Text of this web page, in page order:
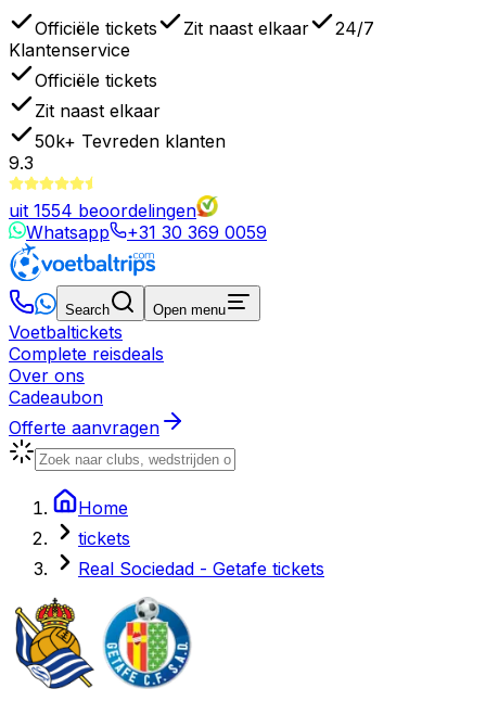
Officiële tickets Zit naast elkaar
24/7
Klantenservice
Officiële tickets
Zit naast elkaar
50k+ Tevreden klanten
9.3
uit 1554 beoordelingen
Whatsapp
+31 30 369 0059
Search Open menu
Voetbaltickets
Complete reisdeals
Over ons
Cadeaubon
Offerte aanvragen
Home
tickets
Real Sociedad - Getafe tickets